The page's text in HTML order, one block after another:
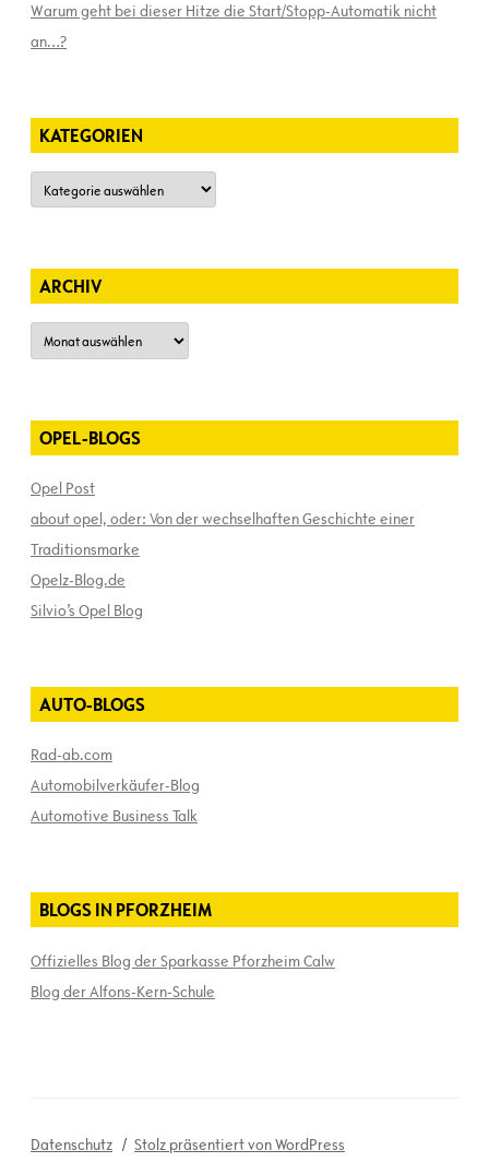
Warum geht bei dieser Hitze die Start/Stopp-Automatik nicht
an…?
KATEGORIEN
Kategorien
ARCHIV
Archiv
OPEL-BLOGS
Opel Post
about opel, oder: Von der wechselhaften Geschichte einer
Traditionsmarke
Opelz-Blog.de
Silvio’s Opel Blog
AUTO-BLOGS
Rad-ab.com
Automobilverkäufer-Blog
Automotive Business Talk
BLOGS IN PFORZHEIM
Offizielles Blog der Sparkasse Pforzheim Calw
Blog der Alfons-Kern-Schule
Datenschutz Stolz präsentiert von WordPress